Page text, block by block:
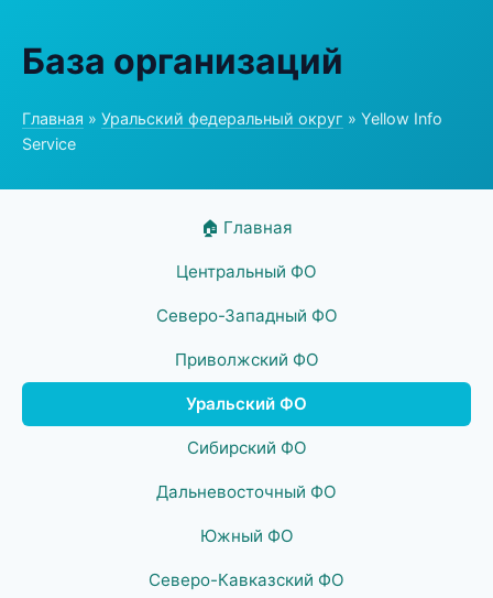
База организаций
Главная » Уральский федеральный округ » Yellow Info
Service
🏠 Главная
Центральный ФО
Северо-Западный ФО
Приволжский ФО
Уральский ФО
Сибирский ФО
Дальневосточный ФО
Южный ФО
Северо-Кавказский ФО